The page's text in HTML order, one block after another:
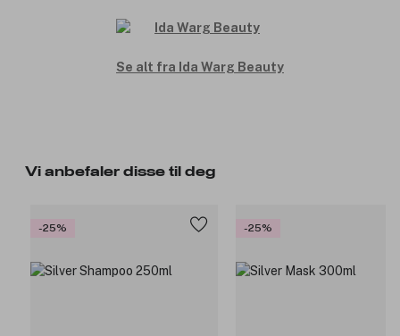
Se alt fra Ida Warg Beauty
Vi anbefaler disse til deg
-25% -25%